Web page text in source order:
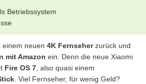
Betriebssystem
einem neuen 4K Fernseherzurück und
mit Amazon ein. Denn die neue Xiaomi
Fire OS 7 , also quasi einem
. Viel Fernseher, für wenig Geld?